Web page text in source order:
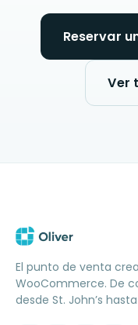
Reservar
Ver
El punto de venta
WooCommerce. De
desde St. John’s